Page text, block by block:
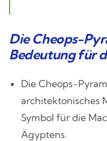
Die Cheops-
Bedeutung für
Die Cheops-
architektonisches
Symbol für die
Ägyptens.